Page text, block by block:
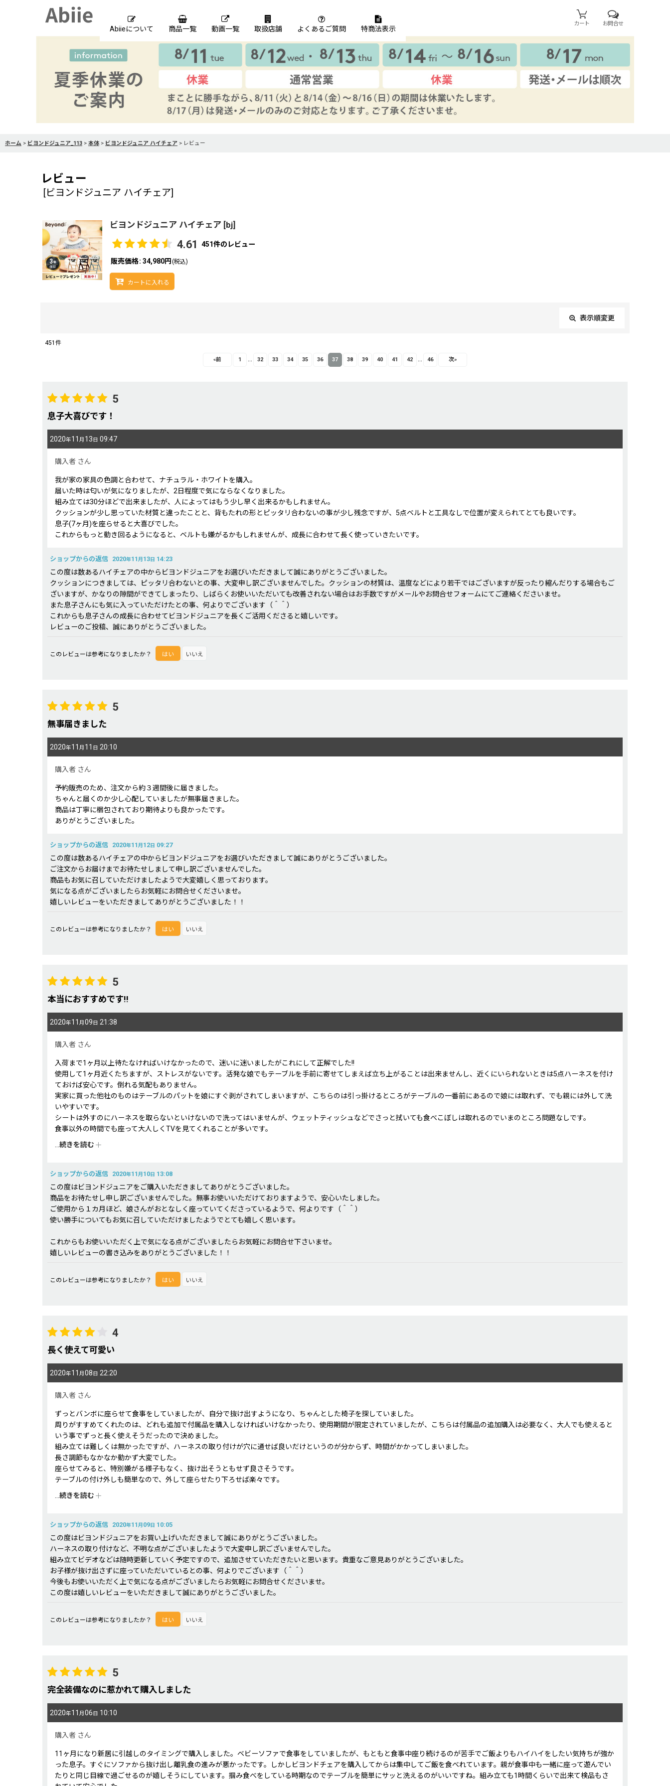
カート お問合せ
Abiieについて 商品一覧 動画一覧 取扱店舗 よくあるご質問 特商法表示
ホーム > ビヨンドジュニア_113 > 本体 > ビヨンドジュニア ハイチェア > レビュー
レビュー
[ビヨンドジュニア ハイチェア]
ビヨンドジュニア ハイチェア [bj]
4.61 451件のレビュー
販売価格: 34,980円 (税込)
カートに入れる
表示順変更
画像:
年代 :
性別 :
絞り込む
451 件
«前 1 32 33 34 35 36 37 38 39 40 41 42 46 次»
5
息子大喜びです！
2020年11 月 13 日 09:47
購入者 さん
我が家の家具の色調と合わせて、ナチュラル・ホワイトを購入。
届いた時は匂いが気になりましたが、2日程度で気にならなくなりました。
組み立ては30分ほどで出来ましたが、人によってはもう少し早く出来るかもしれません。
クッションが少し思っていた材質と違ったことと、背もたれの形とピッタリ合わないの事が少し残念ですが、5点ベルトと工具なしで位置が変えられてとても良いです。
息子(7ヶ月)を座らせると大喜びでした。
これからもっと動き回るようになると、ベルトも嫌がるかもしれませんが、成長に合わせて長く使っていきたいです。
ショップからの返信 2020年11 月 13 日 14:23
この度は数あるハイチェアの中からビヨンドジュニアをお選びいただきまして誠にありがとうございました。
クッションにつきましては、ピッタリ合わないとの事、大変申し訳ございませんでした。クッションの材質は、温度などにより若干ではございますが反ったり縮んだりする場合もご
ざいますが、かなりの隙間ができてしまったり、しばらくお使いいただいても改善されない場合はお手数ですがメールやお問合せフォームにてご連絡くださいませ。
また息子さんにも気に入っていただけたとの事、何よりでございます（＾＾）
これからも息子さんの成長に合わせてビヨンドジュニアを長くご活用くださると嬉しいです。
レビューのご投稿、誠にありがとうございました。
このレビューは参考になりましたか？ はい いいえ
5
無事届きました
2020年11 月 11 日 20:10
購入者 さん
予約販売のため、注文から約３週間後に届きました。
ちゃんと届くのか少し心配していましたが無事届きました。
商品は丁寧に梱包されており期待よりも良かったです。
ありがとうございました。
ショップからの返信 2020年11 月 12 日 09:27
この度は数あるハイチェアの中からビヨンドジュニアをお選びいただきまして誠にありがとうございました。
ご注文からお届けまでお待たせしまして申し訳ございませんでした。
商品もお気に召していただけましたようで大変嬉しく思っております。
気になる点がございましたらお気軽にお問合せくださいませ。
嬉しいレビューをいただきましてありがとうございました！！
このレビューは参考になりましたか？ はい いいえ
5
本当におすすめです!!
2020年11 月 09 日 21:38
購入者 さん
入荷まで1ヶ月以上待たなければいけなかったので、迷いに迷いましたがこれにして正解でした!!
使用して1ヶ月近くたちますが、ストレスがないです。活発な娘でもテーブルを手前に寄せてしまえば立ち上がることは出来ませんし、近くにいられないときは5点ハーネスを付け
ておけば安心です。倒れる気配もありません。
実家に買った他社のものはテーブルのパットを娘にすぐ剥がされてしまいますが、こちらのは引っ掛けるところがテーブルの一番前にあるので娘には取れず、でも親には外して洗
いやすいです。
シートは外すのにハーネスを取らないといけないので洗ってはいませんが、ウェットティッシュなどでさっと拭いても食べこぼしは取れるのでいまのところ問題なしです。
食事以外の時間でも座って大人しくTVを見てくれることが多いです。
毎日使うものですし、とにかく使いやすさとストレスの少なさは大事だと思うので、こちらにしてよかったです!!
続きを読む
ショップからの返信 2020年11 月 10 日 13:08
この度はビヨンドジュニアをご購入いただきましてありがとうございました。
商品をお待たせし申し訳ございませんでした。無事お使いいただけておりますようで、安心いたしました。
ご使用から１カ月ほど、娘さんがおとなしく座っていてくださっているようで、何よりです（＾＾）
使い勝手についてもお気に召していただけましたようでとても嬉しく思います。
これからもお使いいただく上で気になる点がございましたらお気軽にお問合せ下さいませ。
嬉しいレビューの書き込みをありがとうございました！！
このレビューは参考になりましたか？ はい いいえ
4
長く使えて可愛い
2020年11 月 08 日 22:20
購入者 さん
ずっとバンボに座らせて食事をしていましたが、自分で抜け出すようになり、ちゃんとした椅子を探していました。
周りがすすめてくれたのは、どれも追加で付属品を購入しなければいけなかったり、使用期間が限定されていましたが、こちらは付属品の追加購入は必要なく、大人でも使えると
いう事でずっと長く使えそうだったので決めました。
組み立ては難しくは無かったですが、ハーネスの取り付けが穴に通せば良いだけというのが分からず、時間がかかってしまいました。
長さ調節もなかなか動かず大変でした。
座らせてみると、特別嫌がる様子もなく、抜け出そうともせず良さそうです。
テーブルの付け外しも簡単なので、外して座らせたり下ろせば楽々です。
ただ、テーブルとお腹の隙間に食べ物が落ちてしまうので、丈の長いエプロンを付けています。
続きを読む
ショップからの返信 2020年11 月 09 日 10:05
この度はビヨンドジュニアをお買い上げいただきまして誠にありがとうございました。
ハーネスの取り付けなど、不明な点がございましたようで大変申し訳ございませんでした。
組み立てビデオなどは随時更新していく予定ですので、追加させていただきたいと思います。貴重なご意見ありがとうございました。
お子様が抜け出さずに座っていただいているとの事、何よりでございます（＾＾）
今後もお使いいただく上で気になる点がございましたらお気軽にお問合せくださいませ。
この度は嬉しいレビューをいただきまして誠にありがとうございました。
このレビューは参考になりましたか？ はい いいえ
5
完全装備なのに惹かれて購入しました
2020年11 月 06 日 10:10
購入者 さん
11ヶ月になり新居に引越しのタイミングで購入しました。ベビーソファで食事をしていましたが、もともと食事中座り続けるのが苦手でご飯よりもハイハイをしたい気持ちが強か
った息子。すぐにソファから抜け出し離乳食の進みが悪かったです。しかしビヨンドチェアを購入してからは集中してご飯を食べれています。親が食事中も一緒に座って遊んでい
たりと同じ目線で過ごせるのが嬉しそうにしています。掴み食べをしている時期なのでテーブルを簡単にサッと洗えるのがいいですね。組み立ても1時間くらいで出来て検品もさ